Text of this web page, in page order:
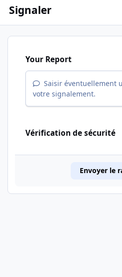
Signaler
Your Report
Saisir éventuellement
votre signalement.
Vérification de sécurité
Envoyer le